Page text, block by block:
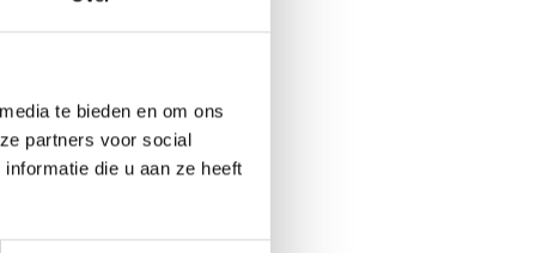
te bieden en om ons
partners voor social
die u aan ze heeft